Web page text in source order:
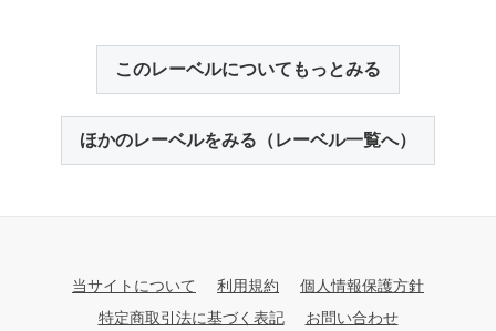
このレーベルについてもっとみる
ほかのレーベルをみる（レーベル一覧へ）
当サイトについて 利用規約
個人情報保護方針
特定商取引法に基づく表記
お問い合わせ